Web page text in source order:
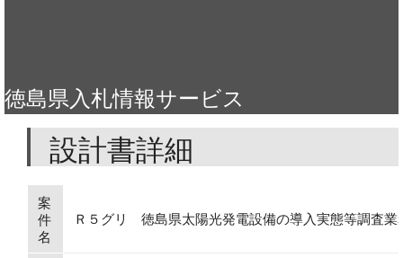
徳島県入札情報サービス
設計書詳細
案
件
名
Ｒ５グリ 徳島県太陽光発電設備の導入実態等調査業